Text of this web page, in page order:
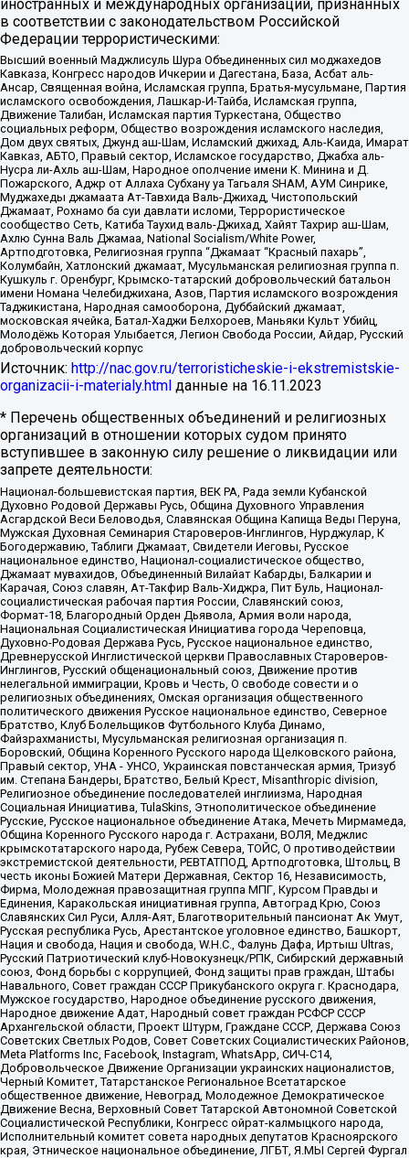
иностранных и международных организаций, признанных
в соответствии с законодательством Российской
Федерации террористическими:
Высший военный Маджлисуль Шура Объединенных сил моджахедов
Кавказа, Конгресс народов Ичкерии и Дагестана, База, Асбат аль-
Ансар, Священная война, Исламская группа, Братья-мусульмане, Партия
исламского освобождения, Лашкар-И-Тайба, Исламская группа,
Движение Талибан, Исламская партия Туркестана, Общество
социальных реформ, Общество возрождения исламского наследия,
Дом двух святых, Джунд аш-Шам, Исламский джихад, Аль-Каида, Имарат
Кавказ, АБТО, Правый сектор, Исламское государство, Джабха аль-
Нусра ли-Ахль аш-Шам, Народное ополчение имени К. Минина и Д.
Пожарского, Аджр от Аллаха Субхану уа Тагьаля SHAM, АУМ Синрике,
Муджахеды джамаата Ат-Тавхида Валь-Джихад, Чистопольский
Джамаат, Рохнамо ба суи давлати исломи, Террористическое
сообщество Сеть, Катиба Таухид валь-Джихад, Хайят Тахрир аш-Шам,
Ахлю Сунна Валь Джамаа, National Socialism/White Power,
Артподготовка, Религиозная группа “Джамаат “Красный пахарь”,
Колумбайн, Хатлонский джамаат, Мусульманская религиозная группа п.
Кушкуль г. Оренбург, Крымско-татарский добровольческий батальон
имени Номана Челебиджихана, Азов, Партия исламского возрождения
Таджикистана, Народная самооборона, Дуббайский джамаат,
московская ячейка, Батал-Хаджи Белхороев, Маньяки Культ Убийц,
Молодёжь Которая Улыбается, Легион Свобода России, Айдар, Русский
добровольческий корпус
Источник: http://nac.gov.ru/terroristicheskie-i-ekstremistskie-
organizacii-i-materialy.html данные на 16.11.2023
* Перечень общественных объединений и религиозных
организаций в отношении которых судом принято
вступившее в законную силу решение о ликвидации или
запрете деятельности:
Национал-большевистская партия, ВЕК РА, Рада земли Кубанской
Духовно Родовой Державы Русь, Община Духовного Управления
Асгардской Веси Беловодья, Славянская Община Капища Веды Перуна,
Мужская Духовная Семинария Староверов-Инглингов, Нурджулар, К
Богодержавию, Таблиги Джамаат, Свидетели Иеговы, Русское
национальное единство, Национал-социалистическое общество,
Джамаат мувахидов, Объединенный Вилайат Кабарды, Балкарии и
Карачая, Союз славян, Ат-Такфир Валь-Хиджра, Пит Буль, Национал-
социалистическая рабочая партия России, Славянский союз,
Формат-18, Благородный Орден Дьявола, Армия воли народа,
Национальная Социалистическая Инициатива города Череповца,
Духовно-Родовая Держава Русь, Русское национальное единство,
Древнерусской Инглистической церкви Православных Староверов-
Инглингов, Русский общенациональный союз, Движение против
нелегальной иммиграции, Кровь и Честь, О свободе совести и о
религиозных объединениях, Омская организация общественного
политического движения Русское национальное единство, Северное
Братство, Клуб Болельщиков Футбольного Клуба Динамо,
Файзрахманисты, Мусульманская религиозная организация п.
Боровский, Община Коренного Русского народа Щелковского района,
Правый сектор, УНА - УНСО, Украинская повстанческая армия, Тризуб
им. Степана Бандеры, Братство, Белый Крест, Misanthropic division,
Религиозное объединение последователей инглиизма, Народная
Социальная Инициатива, TulaSkins, Этнополитическое объединение
Русские, Русское национальное объединение Атака, Мечеть Мирмамеда,
Община Коренного Русского народа г. Астрахани, ВОЛЯ, Меджлис
крымскотатарского народа, Рубеж Севера, ТОЙС, О противодействии
экстремистской деятельности, РЕВТАТПОД, Артподготовка, Штольц, В
честь иконы Божией Матери Державная, Сектор 16, Независимость,
Фирма, Молодежная правозащитная группа МПГ, Курсом Правды и
Единения, Каракольская инициативная группа, Автоград Крю, Союз
Славянских Сил Руси, Алля-Аят, Благотворительный пансионат Ак Умут,
Русская республика Русь, Арестантское уголовное единство, Башкорт,
Нация и свобода, Нация и свобода, W.H.С., Фалунь Дафа, Иртыш Ultras,
Русский Патриотический клуб-Новокузнецк/РПК, Сибирский державный
союз, Фонд борьбы с коррупцией, Фонд защиты прав граждан, Штабы
Навального, Совет граждан СССР Прикубанского округа г. Краснодара,
Мужское государство, Народное объединение русского движения,
Народное движение Адат, Народный совет граждан РСФСР СССР
Архангельской области, Проект Штурм, Граждане СССР, Держава Союз
Советских Светлых Родов, Совет Советских Социалистических Районов,
Meta Platforms Inc, Facebook, Instagram, WhatsApp, СИЧ-С14,
Добровольческое Движение Организации украинских националистов,
Черный Комитет, Татарстанское Региональное Всетатарское
общественное движение, Невоград, Молодежное Демократическое
Движение Весна, Верховный Совет Татарской Автономной Советской
Социалистической Республики, Конгресс ойрат-калмыцкого народа,
Исполнительный комитет совета народных депутатов Красноярского
края, Этническое национальное объединение, ЛГБТ, Я.МЫ Сергей Фургал